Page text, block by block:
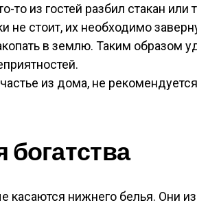
то из гостей разбил стакан или
не стоит, их необходимо
в землю. Таким образом
из дома, не
богатства
касаются нижнего белья. Они